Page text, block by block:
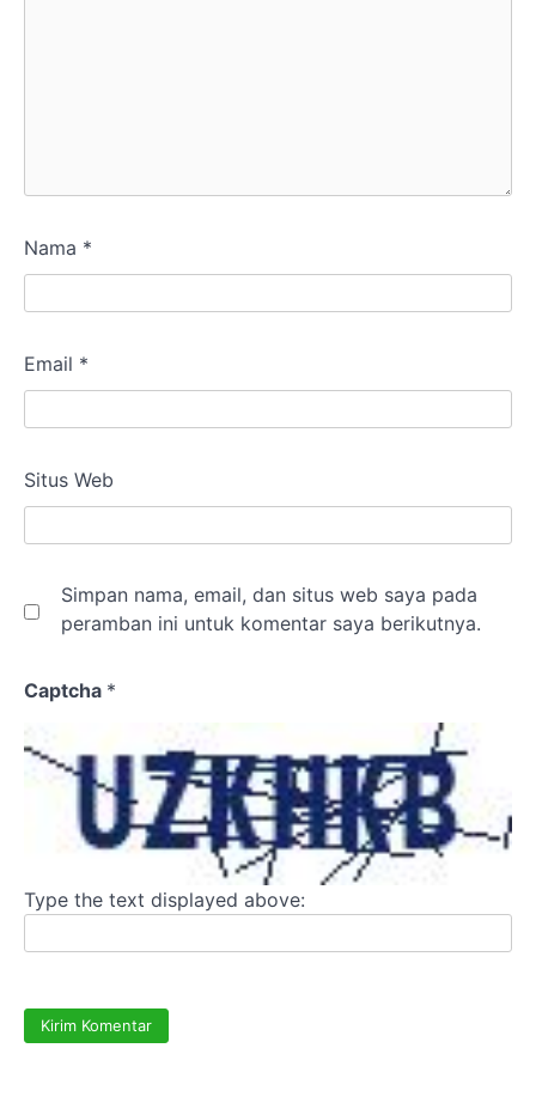
Nama *
Email *
Situs Web
Simpan nama, email, dan situs web saya pada
peramban ini untuk komentar saya berikutnya.
Captcha *
Type the text displayed above: